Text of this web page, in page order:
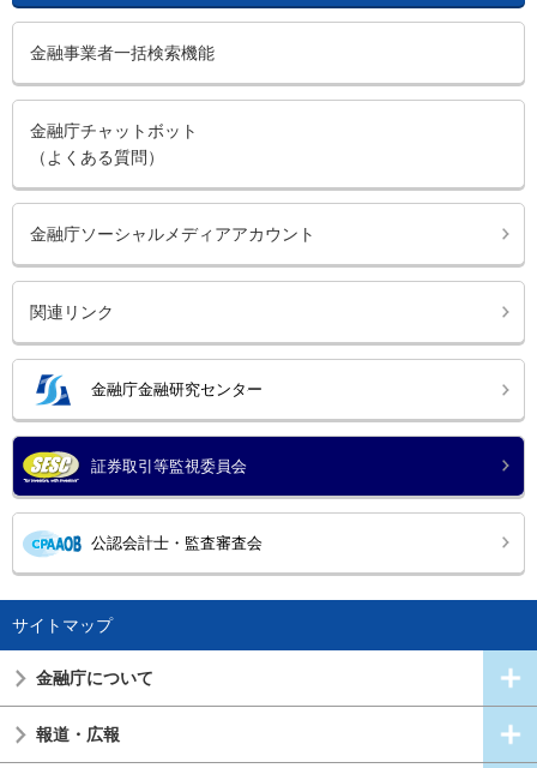
金融事業者一括検索機能
金融庁チャットボット
（よくある質問）
金融庁ソーシャルメディアアカウント
関連リンク
金融庁金融研究センター
証券取引等監視委員会
公認会計士・監査審査会
サイトマップ
金融庁について
報道・広報